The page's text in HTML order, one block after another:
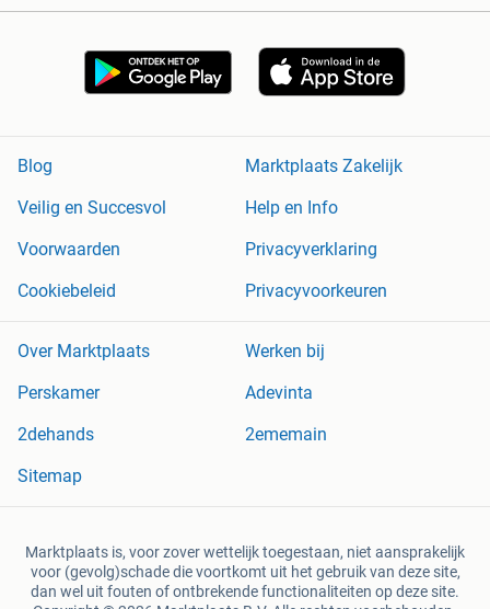
Blog
Marktplaats Zakelijk
Veilig en Succesvol
Help en Info
Voorwaarden
Privacyverklaring
Cookiebeleid
Privacyvoorkeuren
Over Marktplaats
Werken bij
Perskamer
Adevinta
2dehands
2ememain
Sitemap
Marktplaats is, voor zover wettelijk toegestaan, niet aansprakelijk
voor (gevolg)schade die voortkomt uit het gebruik van deze site,
dan wel uit fouten of ontbrekende functionaliteiten op deze site.